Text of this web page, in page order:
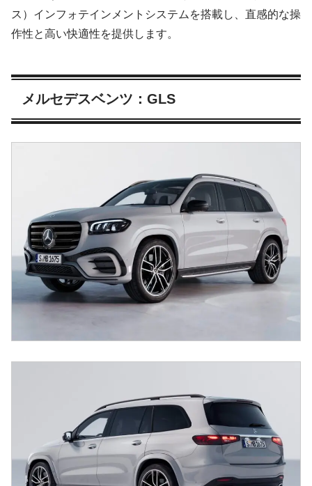
ス）インフォテインメントシステムを搭載し、直感的な操
作性と高い快適性を提供します。
メルセデスベンツ：GLS